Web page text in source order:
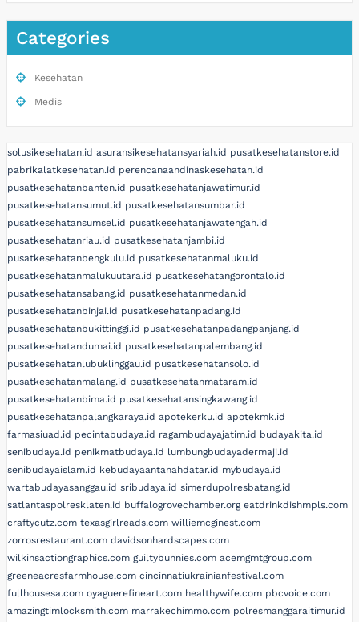
Categories
Kesehatan
Medis
solusikesehatan.id asuransikesehatansyariah.id pusatkesehatanstore.id
pabrikalatkesehatan.id perencanaandinaskesehatan.id
pusatkesehatanbanten.id pusatkesehatanjawatimur.id
pusatkesehatansumut.id pusatkesehatansumbar.id
pusatkesehatansumsel.id pusatkesehatanjawatengah.id
pusatkesehatanriau.id pusatkesehatanjambi.id
pusatkesehatanbengkulu.id pusatkesehatanmaluku.id
pusatkesehatanmalukuutara.id pusatkesehatangorontalo.id
pusatkesehatansabang.id pusatkesehatanmedan.id
pusatkesehatanbinjai.id pusatkesehatanpadang.id
pusatkesehatanbukittinggi.id pusatkesehatanpadangpanjang.id
pusatkesehatandumai.id pusatkesehatanpalembang.id
pusatkesehatanlubuklinggau.id pusatkesehatansolo.id
pusatkesehatanmalang.id pusatkesehatanmataram.id
pusatkesehatanbima.id pusatkesehatansingkawang.id
pusatkesehatanpalangkaraya.id apotekerku.id apotekmk.id
farmasiuad.id pecintabudaya.id ragambudayajatim.id budayakita.id
senibudaya.id penikmatbudaya.id lumbungbudayadermaji.id
senibudayaislam.id kebudayaantanahdatar.id mybudaya.id
wartabudayasanggau.id sribudaya.id simerdupolresbatang.id
satlantaspolresklaten.id buffalogrovechamber.org eatdrinkdishmpls.com
craftycutz.com texasgirlreads.com williemcginest.com
zorrosrestaurant.com davidsonhardscapes.com
wilkinsactiongraphics.com guiltybunnies.com acemgmtgroup.com
greeneacresfarmhouse.com cincinnatiukrainianfestival.com
fullhousesa.com oyaguerefineart.com healthywife.com pbcvoice.com
amazingtimlocksmith.com marrakechimmo.com polresmanggaraitimur.id